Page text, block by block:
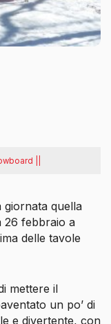
||
giornata quella
26 febbraio a
delle tavole
mettere il
un po’ di
e divertente, con